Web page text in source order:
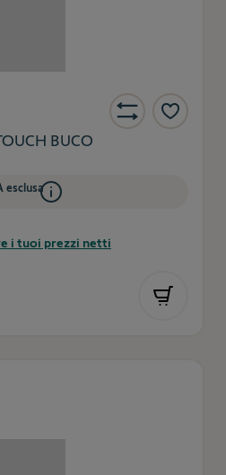
BUCO
esclusa
i tuoi prezzi netti